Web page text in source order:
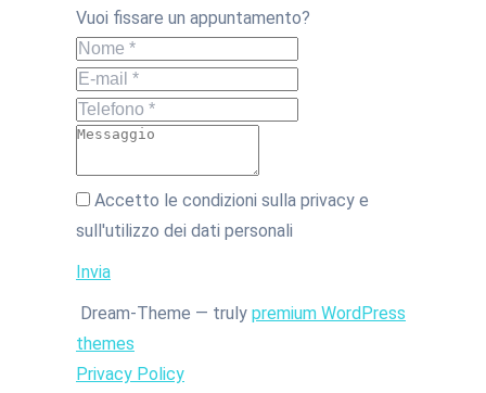
Vuoi fissare un appuntamento?
Nome *
Messaggio
Accetto le condizioni sulla privacy e
sull'utilizzo dei dati personali
Invia
Dream-Theme — truly premium WordPress
themes
Privacy Policy